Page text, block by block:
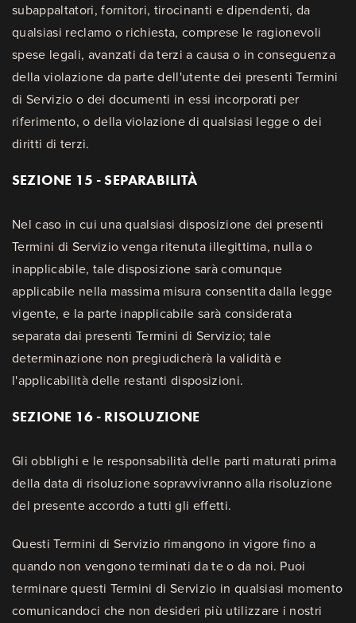
subappaltatori, fornitori, tirocinanti e dipendenti, da
qualsiasi reclamo o richiesta, comprese le ragionevoli
spese legali, avanzati da terzi a causa o in conseguenza
della violazione da parte dell'utente dei presenti Termini
di Servizio o dei documenti in essi incorporati per
riferimento, o della violazione di qualsiasi legge o dei
diritti di terzi.
SEZIONE 15 - SEPARABILITÀ
Nel caso in cui una qualsiasi disposizione dei presenti
Termini di Servizio venga ritenuta illegittima, nulla o
inapplicabile, tale disposizione sarà comunque
applicabile nella massima misura consentita dalla legge
vigente, e la parte inapplicabile sarà considerata
separata dai presenti Termini di Servizio; tale
determinazione non pregiudicherà la validità e
l'applicabilità delle restanti disposizioni.
SEZIONE 16 - RISOLUZIONE
Gli obblighi e le responsabilità delle parti maturati prima
della data di risoluzione sopravvivranno alla risoluzione
del presente accordo a tutti gli effetti.
Questi Termini di Servizio rimangono in vigore fino a
quando non vengono terminati da te o da noi. Puoi
terminare questi Termini di Servizio in qualsiasi momento
comunicandoci che non desideri più utilizzare i nostri